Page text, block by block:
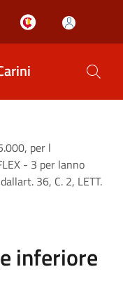
per l
- 3 per lanno
36, C. 2, LETT.
inferiore